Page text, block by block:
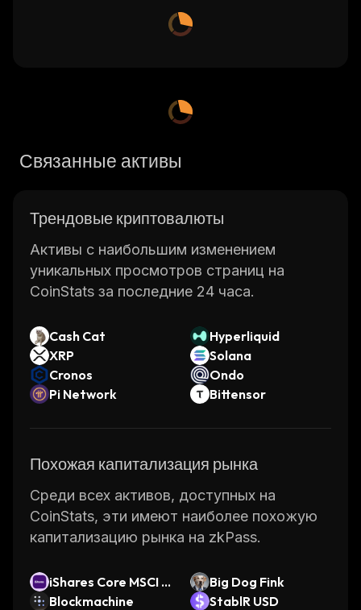
Связанные активы
Трендовые криптовалюты
Активы с наибольшим изменением
уникальных просмотров страниц на
CoinStats за последние 24 часа.
Cash Cat
Hyperliquid
XRP
Solana
Cronos
Ondo
Pi Network
Bittensor
Похожая капитализация рынка
Среди всех активов, доступных на
CoinStats, эти имеют наиболее похожую
капитализацию рынка на zkPass.
iShares Core MSCI E
merging Markets E
Big Dog Fink
Blockmachine
StablR USD